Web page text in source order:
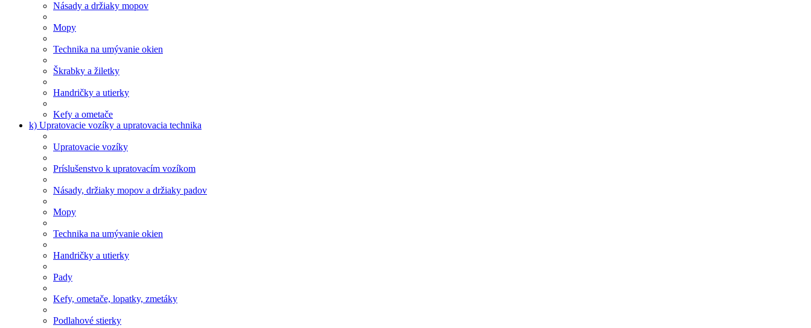
Násady a držiaky mopov
Mopy
Technika na umývanie okien
Škrabky a žiletky
Handričky a utierky
Kefy a ometače
k) Upratovacie vozíky a upratovacia technika
Upratovacie vozíky
Príslušenstvo k upratovacím vozíkom
Násady, držiaky mopov a držiaky padov
Mopy
Technika na umývanie okien
Handričky a utierky
Pady
Kefy, ometače, lopatky, zmetáky
Podlahové stierky